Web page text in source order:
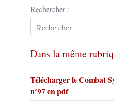
Rechercher :
Dans la même
Télécharger le Combat
n°97 en pdf